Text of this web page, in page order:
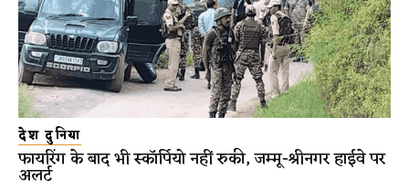
देश दुनिया
फायरिंग के बाद भी स्कॉर्पियो नहीं रुकी, जम्मू-श्रीनगर हाईवे पर
अलर्ट